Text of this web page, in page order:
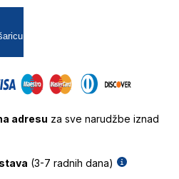
adresu za sve narudžbe iznad
(3-7 radnih dana)